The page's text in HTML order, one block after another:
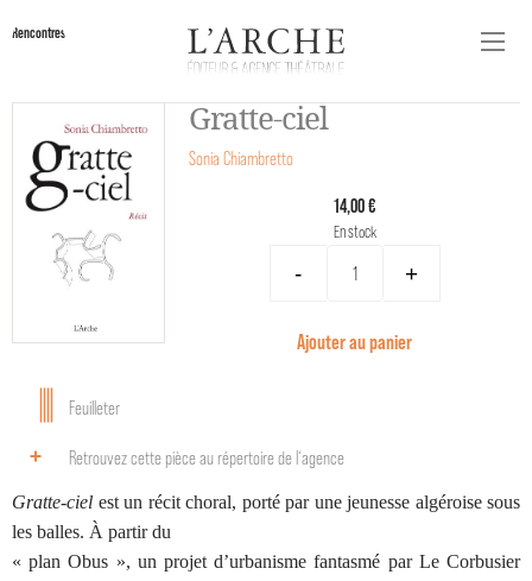
Rencontres
Gratte-ciel
Sonia Chiambretto
14,00 €
En stock
- +
Ajouter au panier
Feuilleter
Retrouvez cette pièce au répertoire de l‘agence
Gratte-ciel est un récit choral, porté par une jeunesse algéroise sous
les balles. À partir du
« plan Obus », un projet d’urbanisme fantasmé par Le Corbusier